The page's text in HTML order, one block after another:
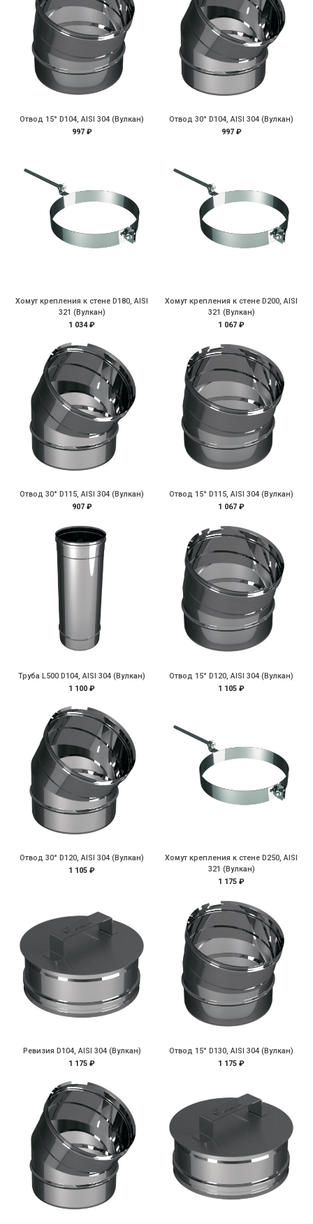
Отвод 15° D104, AISI 304 (Вулкан)
997 ₽
Отвод 30° D104, AISI 304 (Вулкан)
997 ₽
Хомут крепления к стене D180, AISI
321 (Вулкан)
1 034 ₽
Хомут крепления к стене D200, AISI
321 (Вулкан)
1 067 ₽
Отвод 30° D115, AISI 304 (Вулкан)
907 ₽
Отвод 15° D115, AISI 304 (Вулкан)
1 067 ₽
Труба L500 D104, AISI 304 (Вулкан)
1 100 ₽
Отвод 15° D120, AISI 304 (Вулкан)
1 105 ₽
Отвод 30° D120, AISI 304 (Вулкан)
1 105 ₽
Хомут крепления к стене D250, AISI
321 (Вулкан)
1 175 ₽
Ревизия D104, AISI 304 (Вулкан)
1 175 ₽
Отвод 15° D130, AISI 304 (Вулкан)
1 175 ₽